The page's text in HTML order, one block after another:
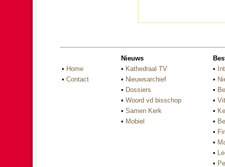
• Home
• Contact
Nieuws
• Kathedraal TV
• Nieuwsarchief
• Dossiers
• Woord vd bisschop
• Samen Kerk
• Mobiel
•
•
•
•
•
•
•
•
•
•